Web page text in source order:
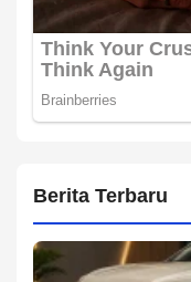
Berita Terbaru